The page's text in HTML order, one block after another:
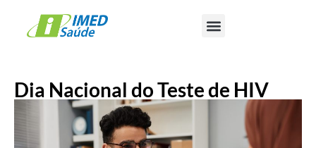
Dia Nacional do Teste de HIV